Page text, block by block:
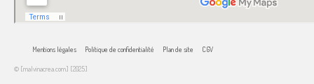
Mentions légales Politique de confidentialité Plan de site CGV
© [malvinacrea.com] [2025]